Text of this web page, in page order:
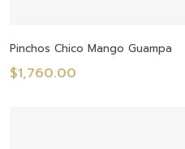
Pinchos Chico Mango Guampa
$1,760.00